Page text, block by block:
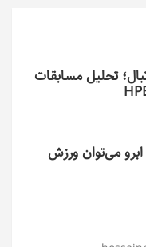
تحلیل مسابقات
می‌توان ورزش